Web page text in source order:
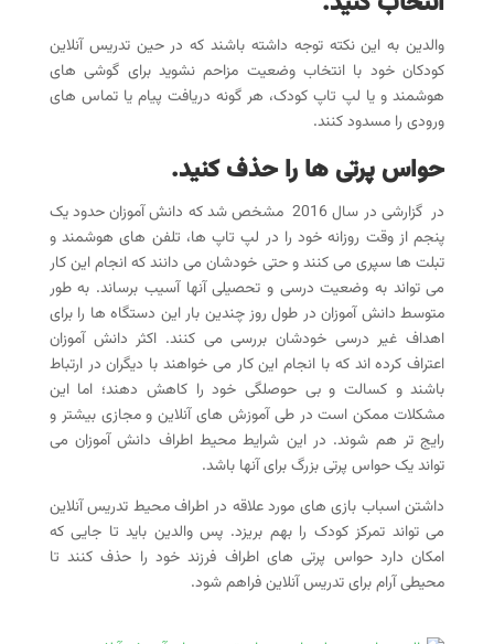
والدین به این نکته توجه داشته باشند که در حین تدریس آنلاین
کودکان خود با انتخاب وضعیت مزاحم نشوید برای گوشی های
هوشمند و یا لپ تاپ کودک، هر گونه دریافت پیام یا تماس های
ورودی را مسدود کنند.
حواس پرتی ها را حذف کنید.
در گزارشی در سال 2016 مشخص شد که دانش آموزان حدود یک
پنجم از وقت روزانه خود را در لپ تاپ ها، تلفن های هوشمند و
تبلت ها سپری می کنند و حتی خودشان می دانند که انجام این کار
می تواند به وضعیت درسی و تحصیلی آنها آسیب برساند. به طور
متوسط دانش آموزان در طول روز چندین بار این دستگاه ها را برای
اهداف غیر درسی خودشان بررسی می کنند. اکثر دانش آموزان
اعتراف کرده اند که با انجام این کار می خواهند با دیگران در ارتباط
باشند و کسالت و بی حوصلگی خود را کاهش دهند؛ اما این
مشکلات ممکن است در طی آموزش های آنلاین و مجازی بیشتر و
رایج تر هم شوند. در این شرایط محیط اطراف دانش آموزان می
تواند یک حواس پرتی بزرگ برای آنها باشد.
داشتن اسباب بازی های مورد علاقه در اطراف محیط تدریس آنلاین
می تواند تمرکز کودک را بهم بریزد. پس والدین باید تا جایی که
امکان دارد حواس پرتی های اطراف فرزند خود را حذف کنند تا
محیطی آرام برای تدریس آنلاین فراهم شود.